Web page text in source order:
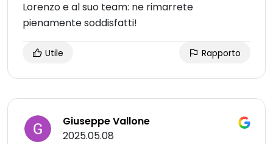
Lorenzo e al suo team: ne rimarrete
pienamente soddisfatti!
Utile Rapporto
Giuseppe Vallone
2025.05.08